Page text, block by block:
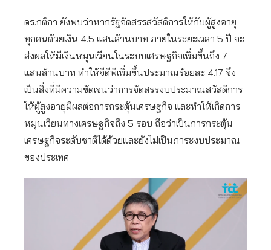
ดร.กติกา ยังพบว่าหากรัฐจัดสรรสวัสดิการให้กับผู้สูงอายุ
ทุกคนด้วยเงิน 4.5 แสนล้านบาท ภายในระยะเวลา 5 ปี จะ
ส่งผลให้มีเงินหมุนเวียนในระบบเศรษฐกิจเพิ่มขึ้นถึง 7
แสนล้านบาท ทำให้จีดีพีเพิ่มขึ้นประมาณร้อยละ 4.17 จึง
เป็นสิ่งที่มีความชัดเจนว่าการจัดสรรงบประมาณสวัสดิการ
ให้ผู้สูงอายุมีผลต่อการกระตุ้นเศรษฐกิจ และทำให้เกิดการ
หมุนเวียนทางเศรษฐกิจถึง 5 รอบ ถือว่าเป็นการกระตุ้น
เศรษฐกิจระดับชาติได้ด้วยและยังไม่เป็นภาระงบประมาณ
ของประเทศ